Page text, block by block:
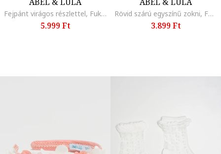
Fejpánt virágos részlettel, Fukszia
5.999 Ft
Rövid szárú egyszínű zokni, Fehér
3.899 Ft